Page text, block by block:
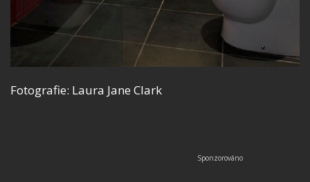
Fotografie: Laura Jane Clark